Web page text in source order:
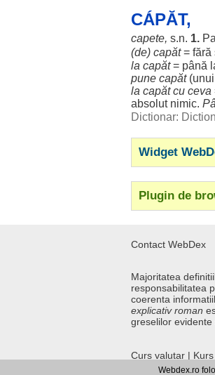
CÁPĂT,
capete, s.n. 1.
(de) capăt= fără
la capăt= până
pune capăt(unui
la capătcu ceva
absolut nimic.
Dictionar:
Widget
Plugin de
Contact WebDex
Majoritatea
responsabilitatea
coerenta
explicativ roman
greselilor evidente
Curs valutar |
Webdex.ro